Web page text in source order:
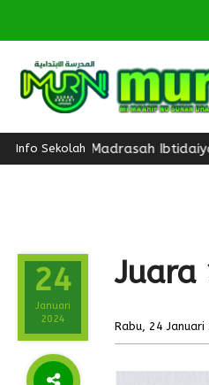
Info Sekolah
Madrasah Ibtidaiyah
24
Januari
2024
Juara
Rabu, 24 Januari